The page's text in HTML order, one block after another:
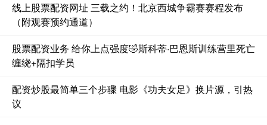
线上股票配资网址 三载之约！北京西城争霸赛赛程发布
（附观赛预约通道）
股票配资业务 给你上点强度🤣斯科蒂·巴恩斯训练营里死亡
缠绕+隔扣学员
配资炒股最简单三个步骤 电影《功夫女足》换片源，引热
议